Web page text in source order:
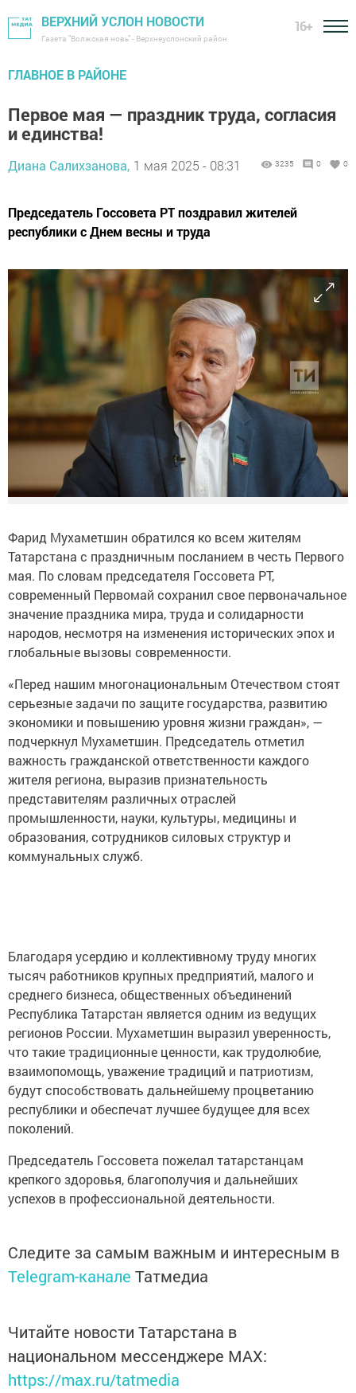
ВЕРХНИЙ УСЛОН НОВОСТИ
Газета "Волжская новь" - Верхнеуслонский район
16+
ГЛАВНОЕ В РАЙОНЕ
Первое мая — праздник труда, согласия
и единства!
Диана Салихзанова, 1 мая 2025 - 08:31 3235 0 0
Председатель Госсовета РТ поздравил жителей
республики с Днем весны и труда
Фарид Мухаметшин обратился ко всем жителям
Татарстана с праздничным посланием в честь Первого
мая. По словам председателя Госсовета РТ,
современный Первомай сохранил свое первоначальное
значение праздника мира, труда и солидарности
народов, несмотря на изменения исторических эпох и
глобальные вызовы современности.
«Перед нашим многонациональным Отечеством стоят
серьезные задачи по защите государства, развитию
экономики и повышению уровня жизни граждан», —
подчеркнул Мухаметшин. Председатель отметил
важность гражданской ответственности каждого
жителя региона, выразив признательность
представителям различных отраслей
промышленности, науки, культуры, медицины и
образования, сотрудников силовых структур и
коммунальных служб.
Благодаря усердию и коллективному труду многих
тысяч работников крупных предприятий, малого и
среднего бизнеса, общественных объединений
Республика Татарстан является одним из ведущих
регионов России. Мухаметшин выразил уверенность,
что такие традиционные ценности, как трудолюбие,
взаимопомощь, уважение традиций и патриотизм,
будут способствовать дальнейшему процветанию
республики и обеспечат лучшее будущее для всех
поколений.
Председатель Госсовета пожелал татарстанцам
крепкого здоровья, благополучия и дальнейших
успехов в профессиональной деятельности.
Следите за самым важным и интересным в
Telegram-канале Татмедиа
Читайте новости Татарстана в
национальном мессенджере MАХ:
https://max.ru/tatmedia